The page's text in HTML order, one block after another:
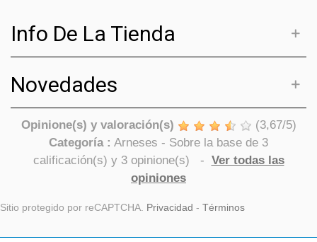
Info De La Tienda
Novedades
Opinione(s) y valoración(s) (3,67/5)
Categoría : Arneses - Sobre la base de 3
calificación(s) y 3opinione(s) - Ver todas las
opiniones
Sitio protegido por reCAPTCHA. Privacidad - Términos